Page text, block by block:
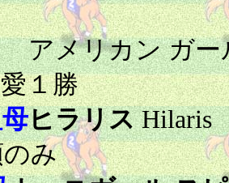
ン ガール
１勝
ヒラリスHilaris
み